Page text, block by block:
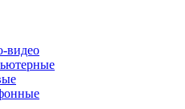
видео